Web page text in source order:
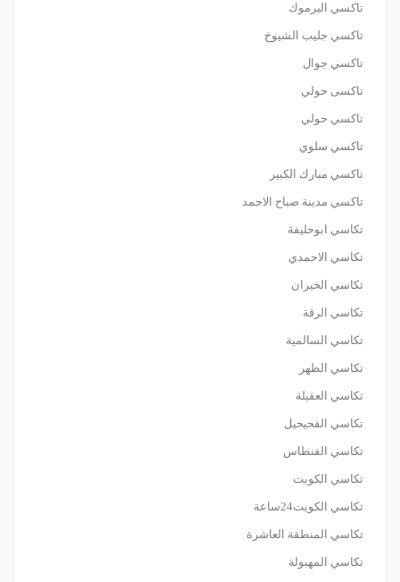
تاكسي اليرموك
تاكسي جليب الشيوخ
تاكسي جوال
تاكسى حولي
تاكسي حولي
تاكسي سلوي
تاكسي مبارك الكبير
تاكسي مدينة صباح الاحمد
تكاسي ابوحليفة
تكاسي الاحمدي
تكاسي الخيران
تكاسي الرقة
تكاسي السالمية
تكاسي الظهر
تكاسي العقيلة
تكاسي الفحيحيل
تكاسي الفنطاس
تكاسي الكويت
تكاسي الكويت24ساعة
تكاسي المنطقة العاشرة
تكاسي المهبولة